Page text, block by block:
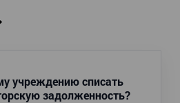
учреждению списать
задолженность?